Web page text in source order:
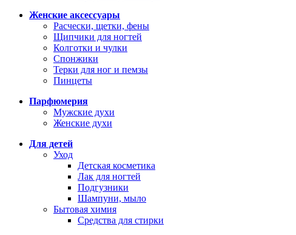
Женские аксессуары
Расчески, щетки, фены
Щипчики для ногтей
Колготки и чулки
Спонжики
Терки для ног и пемзы
Пинцеты
Парфюмерия
Мужские духи
Женские духи
Для детей
Уход
Детская косметика
Лак для ногтей
Подгузники
Шампуни, мыло
Бытовая химия
Средства для стирки